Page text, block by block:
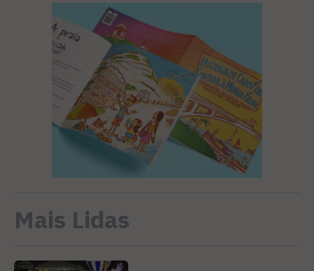
Mais Lidas